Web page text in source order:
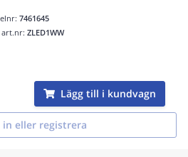
7461645
art.nr:ZLED1WW
Lägg till i kundvagn
in eller registrera